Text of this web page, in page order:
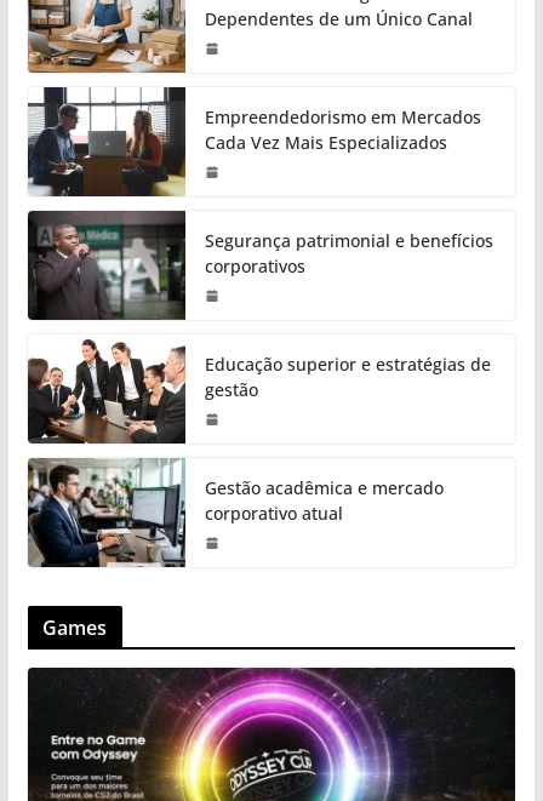
Dependentes de um Único Canal
Empreendedorismo em Mercados
Cada Vez Mais Especializados
Segurança patrimonial e benefícios
corporativos
Educação superior e estratégias de
gestão
Gestão acadêmica e mercado
corporativo atual
Games